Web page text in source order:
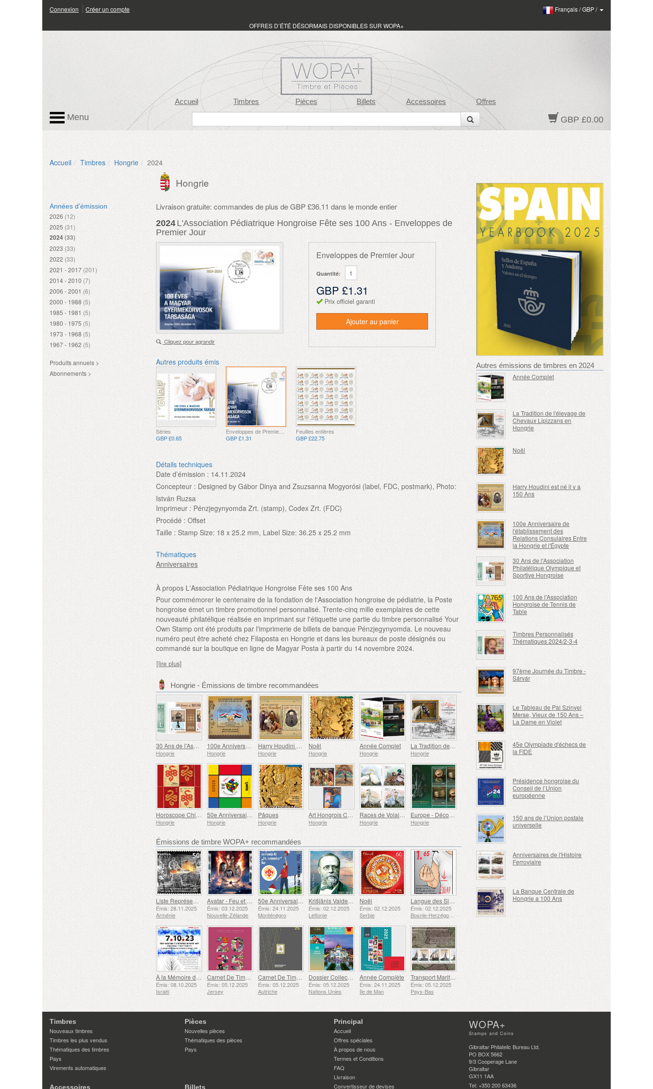
Connexion Créer un compte Français/GBP/
OFFRES D’ÉTÉ DÉSORMAIS DISPONIBLES SUR WOPA+
Accueil Timbres Pièces Billets Accessoires Offres
GBP £0.00
Menu
Accueil Timbres Hongrie 2024
Années d’émission
2026 (12)
2025 (31)
2024(33)
2023 (33)
2022 (33)
2021 - 2017 (201)
2014 - 2010 (7)
2006 - 2001 (6)
2000 - 1988 (5)
1985 - 1981 (5)
1980 - 1975 (5)
1973 - 1968 (5)
1967 - 1962 (5)
Produits annuels >
Abonnements >
Hongrie
Livraison gratuite: commandes de plus de GBP £36.11 dans le monde entier
2024 L'Association Pédiatrique Hongroise Fête ses 100 Ans - Enveloppes de
Premier Jour
Cliquez pour agrandir
Enveloppes de Premier Jour
Quantité:
GBP £1.31
Prix officiel garanti
Ajouter au panier
Autres produits émis
Séries
GBP £0.65
Enveloppes de Premier Jour
GBP £1.31
Feuilles entières
GBP £22.75
Détails techniques
Date d’émission : 14.11.2024
Concepteur : Designed by Gábor Dinya and Zsuzsanna Mogyorósi (label, FDC, postmark), Photo:
István Ruzsa
Imprimeur : Pénzjegynyomda Zrt. (stamp), Codex Zrt. (FDC)
Procédé : Offset
Taille : Stamp Size: 18 x 25.2 mm, Label Size: 36.25 x 25.2 mm
Thématiques
Anniversaires
À propos L'Association Pédiatrique Hongroise Fête ses 100 Ans
Pour commémorer le centenaire de la fondation de l'Association hongroise de pédiatrie, la Poste
hongroise émet un timbre promotionnel personnalisé. Trente-cinq mille exemplaires de cette
nouveauté philatélique réalisée en imprimant sur l'étiquette une partie du timbre personnalisé Your
Own Stamp ont été produits par l'imprimerie de billets de banque Pénzjegynyomda. Le nouveau
numéro peut être acheté chez Filaposta en Hongrie et dans les bureaux de poste désignés ou
commandé sur la boutique en ligne de Magyar Posta à partir du 14 novembre 2024.
[lire plus]
Hongrie - Émissions de timbre recommandées
30 Ans de l'Association Philatélique Olympique et Sportive Hongroise
Hongrie
100e Anniversaire de l'établissement des Relations Consulaires Entre la Hongrie et l'Égypte
Hongrie
Harry Houdini est né il y a 150 Ans
Hongrie
Noël
Hongrie
Année Complet
Hongrie
La Tradition de l'élevage de Chevaux Lipizzans en Hongrie
Hongrie
Horoscope Chinois – L'année du Serpent
Hongrie
50e Anniversaire du Brevetage du Rubik’s Cube
Hongrie
Pâques
Hongrie
Art Hongrois Contemporain
Hongrie
Races de Volailles Indigènes Hongroises IV
Hongrie
Europe - Découvertes Archéologiques Nationales
Hongrie
Émissions de timbre WOPA+ recommandées
Liste Représentative du Patrimoine Culturel Immatériel de l'humanité de l'UNESCO - Tradition de la Forge à Gyumri
Émis: 28.11.2025
Arménie
Avatar - Feu et Cendres
Émis: 03.12.2025
Nouvelle-Zélande
50e Anniversaire de la Fondation du Bar Scout du 24 Novembre
Émis: 24.11.2025
Monténégro
Krišjānis Valdemārs
Émis: 02.12.2025
Lettonie
Noël
Émis: 02.12.2025
Serbie
Langue des Signes - Bien
Émis: 02.12.2025
Bosnie-Herzégovine - République de Srpska
À la Mémoire des Morts et des Assassinés le 7 Octobre 2023
Émis: 08.10.2025
Israël
Carnet De Timbres
Émis: 05.12.2025
Jersey
Carnet De Timbres
Émis: 05.12.2025
Autriche
Dossier Collection Annuelle (New York)
Émis: 05.12.2025
Nations Unies
Année Complète
Émis: 24.11.2025
Île de Man
Transport Maritime aux XVIIe et XVIIIe Siècles – Transport de Tourbe
Émis: 05.12.2025
Pays-Bas
Autres émissions de timbres en 2024
Année Complet
La Tradition de l'élevage de
Chevaux Lipizzans en
Hongrie
Noël
Harry Houdini est né il y a
150 Ans
100e Anniversaire de
l'établissement des
Relations Consulaires Entre
la Hongrie et l'Égypte
30 Ans de l'Association
Philatélique Olympique et
Sportive Hongroise
100 Ans de l'Association
Hongroise de Tennis de
Table
Timbres Personnalisés
Thématiques 2024/2-3-4
97ème Journée du Timbre -
Sárvár
Le Tableau de Pal Szinyei
Merse, Vieux de 150 Ans –
La Dame en Violet
45e Olympiade d'échecs de
la FIDE
Présidence hongroise du
Conseil de l’Union
européenne
150 ans de l’Union postale
universelle
Anniversaires de l'Histoire
Ferroviaire
La Banque Centrale de
Hongrie a 100 Ans
Timbres
Nouveaux timbres
Timbres les plus vendus
Thématiques des timbres
Pays
Virements automatiques
Pièces
Nouvelles pièces
Thématiques des pièces
Pays
Accessoires Billets
Principal
Accueil
Offres spéciales
À propos de nous
Termes et Conditions
FAQ
Livraison
Convertisseur de devises
WOPA+
Stamps and Coins
Gibraltar Philatelic Bureau Ltd.
PO BOX 5662
9/3 Cooperage Lane
Gibraltar
GX11 1AA
Tel: +350 200 63436